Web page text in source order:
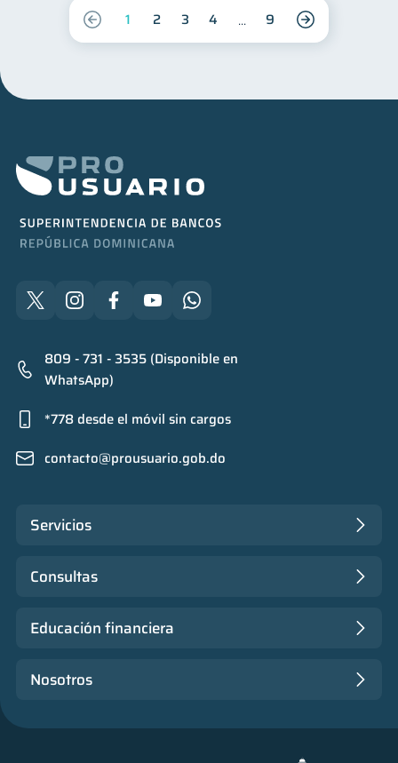
1 2 3 4 9
809 - 731 - 3535 (Disponible en
WhatsApp)
*778 desde el móvil sin cargos
contacto@prousuario.gob.do
Servicios
Consultas
Educación financiera
Nosotros